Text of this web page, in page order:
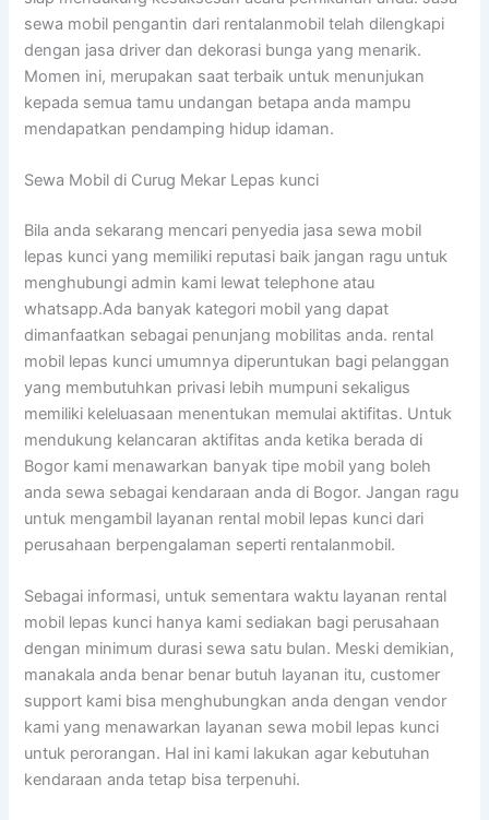
sewa mobil pengantin dari rentalanmobil telah dilengkapi
dengan jasa driver dan dekorasi bunga yang menarik.
Momen ini, merupakan saat terbaik untuk menunjukan
kepada semua tamu undangan betapa anda mampu
mendapatkan pendamping hidup idaman.
Sewa Mobil di Curug Mekar Lepas kunci
Bila anda sekarang mencari penyedia jasa sewa mobil
lepas kunci yang memiliki reputasi baik jangan ragu untuk
menghubungi admin kami lewat telephone atau
whatsapp.Ada banyak kategori mobil yang dapat
dimanfaatkan sebagai penunjang mobilitas anda. rental
mobil lepas kunci umumnya diperuntukan bagi pelanggan
yang membutuhkan privasi lebih mumpuni sekaligus
memiliki keleluasaan menentukan memulai aktifitas. Untuk
mendukung kelancaran aktifitas anda ketika berada di
Bogor kami menawarkan banyak tipe mobil yang boleh
anda sewa sebagai kendaraan anda di Bogor. Jangan ragu
untuk mengambil layanan rental mobil lepas kunci dari
perusahaan berpengalaman seperti rentalanmobil.
Sebagai informasi, untuk sementara waktu layanan rental
mobil lepas kunci hanya kami sediakan bagi perusahaan
dengan minimum durasi sewa satu bulan. Meski demikian,
manakala anda benar benar butuh layanan itu, customer
support kami bisa menghubungkan anda dengan vendor
kami yang menawarkan layanan sewa mobil lepas kunci
untuk perorangan. Hal ini kami lakukan agar kebutuhan
kendaraan anda tetap bisa terpenuhi.